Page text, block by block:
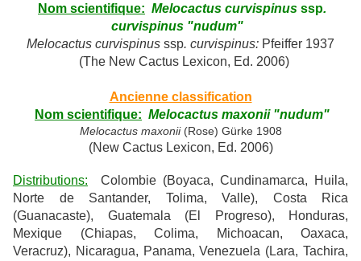
Nom scientifique: Melocactus curvispinus ssp.
curvispinus "nudum"
Melocactus curvispinus ssp. curvispinus: Pfeiffer 1937
(The New Cactus Lexicon, Ed. 2006)
Ancienne classification
Nom scientifique: Melocactus maxonii "nudum"
Melocactus maxonii(Rose) Gürke 1908
(New Cactus Lexicon, Ed. 2006)
Distributions: Colombie (Boyaca, Cundinamarca, Huila,
Norte de Santander, Tolima, Valle), Costa Rica
(Guanacaste), Guatemala (El Progreso), Honduras,
Mexique (Chiapas, Colima, Michoacan, Oaxaca,
Veracruz), Nicaragua, Panama, Venezuela (Lara, Tachira,